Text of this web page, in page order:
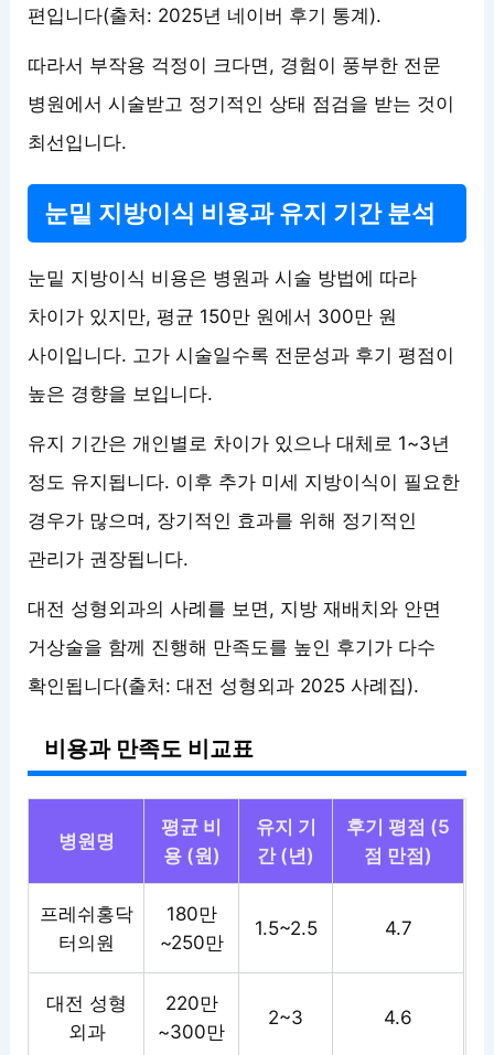
편입니다(출처: 2025년 네이버 후기 통계).
따라서 부작용 걱정이 크다면, 경험이 풍부한 전문
병원에서 시술받고 정기적인 상태 점검을 받는 것이
최선입니다.
눈밑 지방이식 비용과 유지 기간 분석
눈밑 지방이식 비용은 병원과 시술 방법에 따라
차이가 있지만, 평균 150만 원에서 300만 원
사이입니다. 고가 시술일수록 전문성과 후기 평점이
높은 경향을 보입니다.
유지 기간은 개인별로 차이가 있으나 대체로 1~3년
정도 유지됩니다. 이후 추가 미세 지방이식이 필요한
경우가 많으며, 장기적인 효과를 위해 정기적인
관리가 권장됩니다.
대전 성형외과의 사례를 보면, 지방 재배치와 안면
거상술을 함께 진행해 만족도를 높인 후기가 다수
확인됩니다(출처: 대전 성형외과 2025 사례집).
비용과 만족도 비교표
병원명
평균 비
용 (원)
유지 기
간 (년)
후기 평점 (5
점 만점)
프레쉬홍닥
터의원
180만
~250만
1.5~2.5 4.7
대전 성형
외과
220만
~300만
2~3 4.6